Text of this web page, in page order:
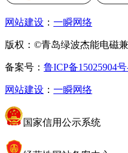
网站建设 ： 一瞬网络
版权：©青岛绿波杰能电磁
备案号： 鲁ICP备15025904号
网站建设 ： 一瞬网络
国家信用公示系统